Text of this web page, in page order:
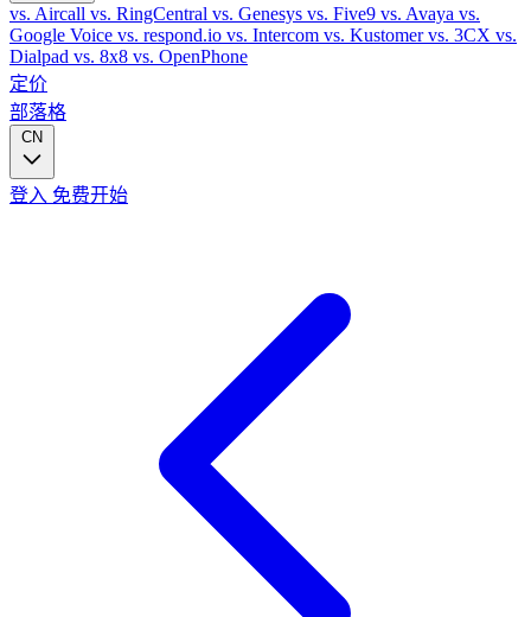
vs. Aircall vs. RingCentral vs. Genesys vs. Five9 vs. Avaya vs.
Google Voice vs. respond.io vs. Intercom vs. Kustomervs. 3CX vs.
Dialpad vs. 8x8 vs. OpenPhone
定价
部落格
CN
登入 免费开始